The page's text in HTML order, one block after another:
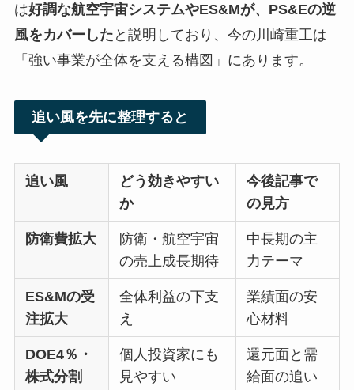
は好調な航空宇宙システムやES&Mが、PS&Eの逆
風をカバーした と説明しており、今の川崎重工は
「強い事業が全体を支える構図」にあります。
追い風を先に整理すると
追い風
どう効きやすい
か
今後記事で
の見方
防衛費拡大
防衛・航空宇宙
の売上成長期待
中長期の主
力テーマ
ES&Mの受
注拡大
全体利益の下支
え
業績面の安
心材料
DOE4％・
株式分割
個人投資家にも
見やすい
還元面と需
給面の追い